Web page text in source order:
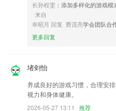
优化选择音乐页面的加载速度。
联系我们
以上就是yabo电子竞技网的介绍，如
商店进行打分评论，说出您的使用经
长孙程雯 ：添加多样化的游戏模
来自
幸昭月 回复 费茂亮学会团队合
更多回复
堵剑怡
养成良好的游戏习惯，合理安
视力和身体健康。
2026-05-27 13:11 推荐